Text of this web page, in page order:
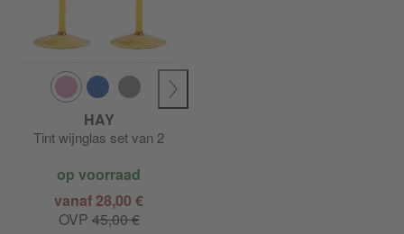
HAY
Tint wijnglas set van 2
op voorraad
vanaf 28,00 €
OVP45,00 €